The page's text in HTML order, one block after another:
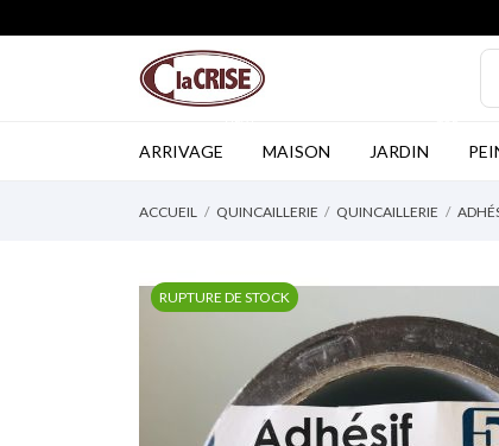
ARRIVAGE MAISON JARDIN
ACCUEIL QUINCAILLERIE QUINCAILLERIE
RUPTURE DE STOCK